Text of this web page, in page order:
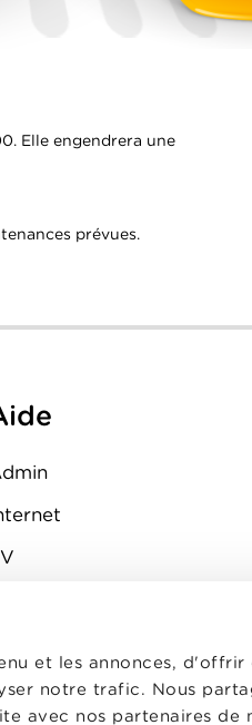
et les annonces, d'offrir
notre trafic. Nous
avec nos partenaires de
Elle engendrera une
prévues.